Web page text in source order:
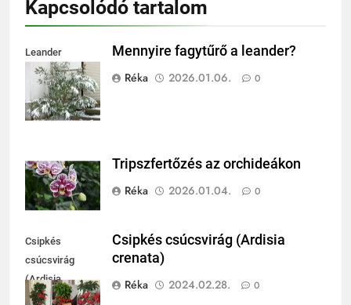
Kapcsolódó tartalom
Leander
fagytűrése
Mennyire fagytűrő a leander?
Réka
2026.01.06. 0
Tripszfertőzés az orchideákon
Réka
2026.01.04. 0
Csipkés
csúcsvirág
(Ardisia
crenata)
Csipkés csúcsvirág (Ardisia
crenata)
Réka
2024.02.28. 0